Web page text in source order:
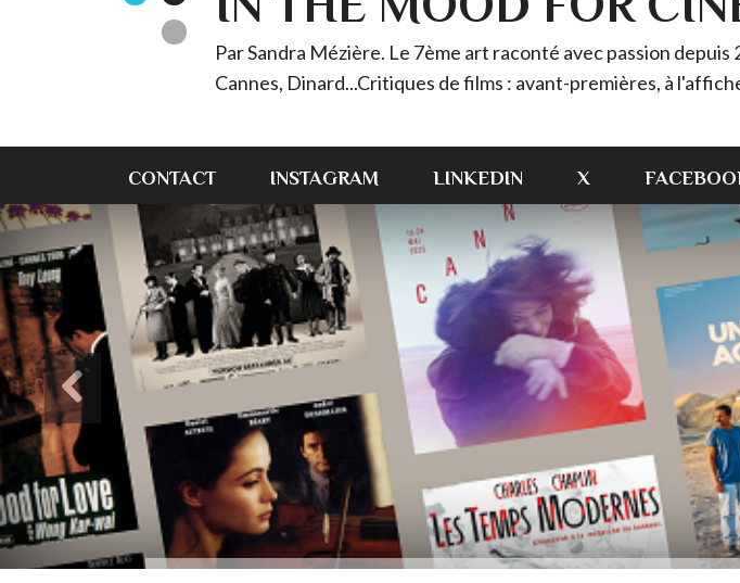
Par Sandra Mézière. Le 7ème art raconté avec passion
Cannes, Dinard...Critiques de films : avant-premières, à
CONTACT INSTAGRAM LINKEDIN X